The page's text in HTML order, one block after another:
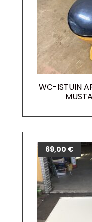
WC-ISTUIN
69,00 €